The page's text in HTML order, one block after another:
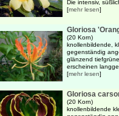
Die intensiv,
[mehr lesen]
Gloriosa
(20 Korn)
knollenbildende,
gegenständig
glänzend
erscheinen
[mehr lesen]
Gloriosa
(20 Korn)
knollenbildende